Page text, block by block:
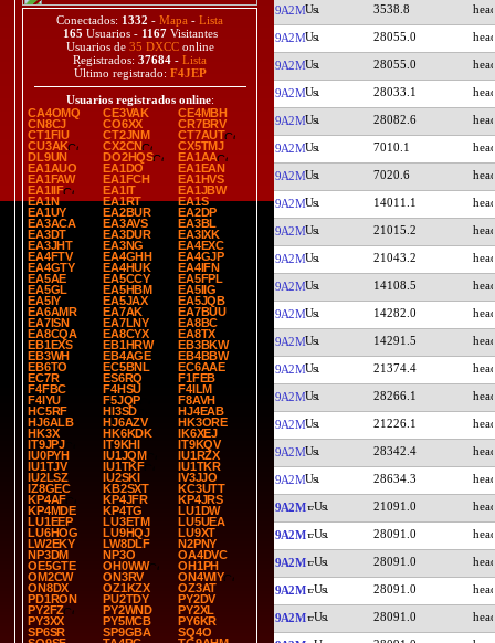
Conectados: 1332 - Mapa - Lista
165 Usuarios - 1167Visitantes
Usuarios de 35 DXCConline
Registrados: 37684 - Lista
Último registrado: F4JEP
Usuarios registrados online:
CA4OMQ
CE3VAK
CE4MBH
CN8CJ
CO6XX
CR7BRV
CT1FIU
CT2JNM
CT7AUT
CU3AK
CX2CN
CX5TMJ
DL9UN
DO2HQS
EA1AA
EA1AUO
EA1DO
EA1EAN
EA1FAW
EA1FCH
EA1HVS
EA1IIF
EA1IT
EA1JBW
EA1N
EA1RT
EA1S
EA1UY
EA2BUR
EA2DP
EA3ACA
EA3AVS
EA3BL
EA3DT
EA3DUR
EA3IXK
EA3JHT
EA3NG
EA4EXC
EA4FTV
EA4GHH
EA4GJP
EA4GTY
EA4HUK
EA4IFN
EA5AE
EA5CCY
EA5FPL
EA5GL
EA5HBM
EA5IIG
EA5IY
EA5JAX
EA5JQB
EA6AMR
EA7AK
EA7BUU
EA7ISN
EA7LNY
EA8BC
EA8CQA
EA8CYX
EA8TX
EB1EXS
EB1HRW
EB3BKW
EB3WH
EB4AGE
EB4BBW
EB6TO
EC5BNL
EC6AAE
EC7R
ES6RQ
F1FEB
F4FBC
F4HSU
F4ILM
F4IYU
F5JQP
F8AVH
HC5RF
HI3SD
HJ4EAB
HJ6ALB
HJ6AZV
HK3ORE
HK3X
HK6KDK
IK6XEJ
IT9JPJ
IT9KHI
IT9KQV
IU0PYH
IU1JQM
IU1RZX
IU1TJV
IU1TKF
IU1TKR
IU2LSZ
IU2SKI
IV3JJO
IZ8GEC
KB2SXT
KC3UTT
KP4AF
KP4JFR
KP4JRS
KP4MDE
KP4TG
LU1DW
LU1EEP
LU3ETM
LU5UEA
LU6HOG
LU9HQJ
LU9XT
LW2EKY
LW8DLF
N2PNY
NP3DM
NP3O
OA4DVC
OE5GTE
OH0WW
OH1PH
OM2CW
ON3RV
ON4WIY
ON8DX
OZ1KZX
OZ3AT
PD1RON
PU2TDY
PY2DV
PY2FZ
PY2WND
PY2XL
PY3XX
PY5MCB
PY6KR
SP6SR
SP9GBA
SQ4O
9A2M 3538.8
9A2M 28055.0
9A2M 28055.0
9A2M 28033.1
9A2M 28082.6
9A2M 7010.1
9A2M 7020.6
9A2M 14011.1
9A2M 21015.2
9A2M 21043.2
9A2M 14108.5
9A2M 14282.0
9A2M 14291.5
9A2M 21374.4
9A2M 28266.1
9A2M 21226.1
9A2M 28342.4
9A2M 28634.3
9A2M 21091.0
9A2M 28091.0
9A2M 28091.0
9A2M 28091.0
9A2M 28091.0